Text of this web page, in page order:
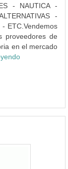
- NAUTICA -
-
- ETC.Vendemos
proveedores de
en el mercado